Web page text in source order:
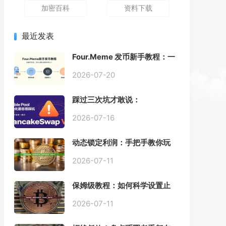
加密百科 资料下载
最近发表
Four.Meme 发币新手教程：一
动踩坑
2026-07-20
踩过三次坑才敢说：
Pool 最容易翻车的不是手续
2026-07-16
动态锁定利润：手把手教你玩
2026-07-11
保姆级教程：如何科学设置止
2026-07-11